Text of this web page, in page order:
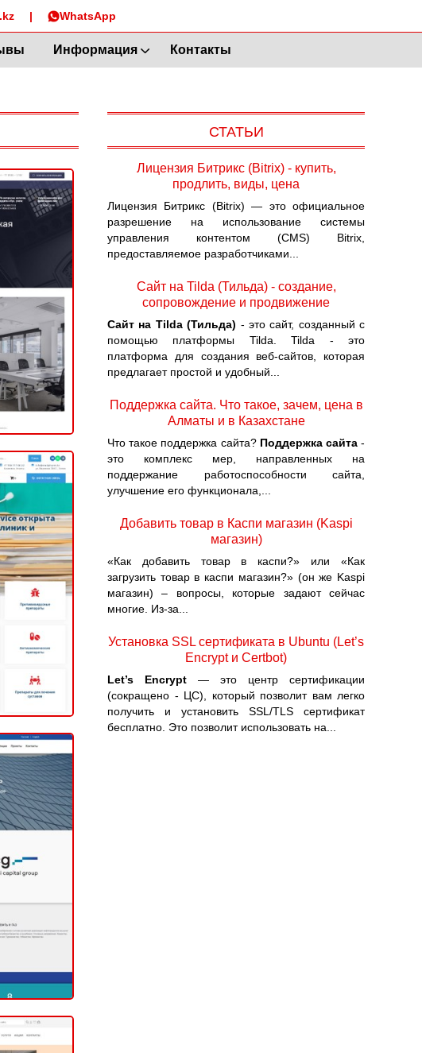
| WhatsApp
Информация Контакты
КОМПАНИИ)
и
из
2020
СТАТЬИ
Лицензия Битрикс (Bitrix) - купить,
продлить, виды, цена
Лицензия Битрикс (Bitrix) — это официальное
разрешение на использование системы
управления контентом (CMS) Bitrix,
предоставляемое разработчиками...
Сайт на Tilda (Тильда) - создание,
сопровождение и продвижение
Сайт на Tilda (Тильда) - это сайт, созданный с
помощью платформы Tilda. Tilda - это
платформа для создания веб-сайтов, которая
предлагает простой и удобный...
Поддержка сайта. Что такое, зачем, цена в
Алматы и в Казахстане
Что такое поддержка сайта? Поддержка сайта-
это комплекс мер, направленных на
поддержание работоспособности сайта,
улучшение его функционала,...
Добавить товар в Каспи магазин (Kaspi
магазин)
«Как добавить товар в каспи?» или «Как
загрузить товар в каспи магазин?» (он же Kaspi
магазин) – вопросы, которые задают сейчас
многие. Из-за...
Установка SSL сертификата в Ubuntu (Let’s
Encrypt и Certbot)
Let’s Encrypt — это центр сертификации
(сокращено - ЦС), который позволит вам легко
получить и установить SSL/TLS сертификат
бесплатно. Это позволит использовать на...